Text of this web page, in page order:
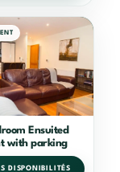
Ensuited
with parking
DISPONIBILITÉS